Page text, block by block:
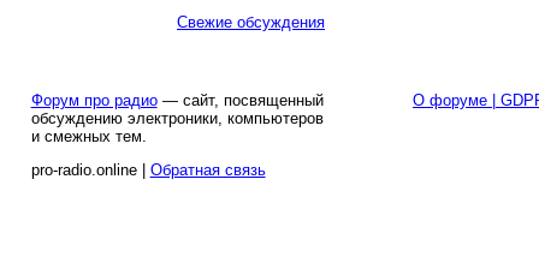
Свежие обсуждения
Форум про радио— сайт, посвященный
обсуждению электроники, компьютеров
и смежных тем.
pro-radio.online | Обратная связь
О форуме |